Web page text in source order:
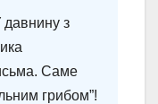
давнину з
Саме
грибом”!